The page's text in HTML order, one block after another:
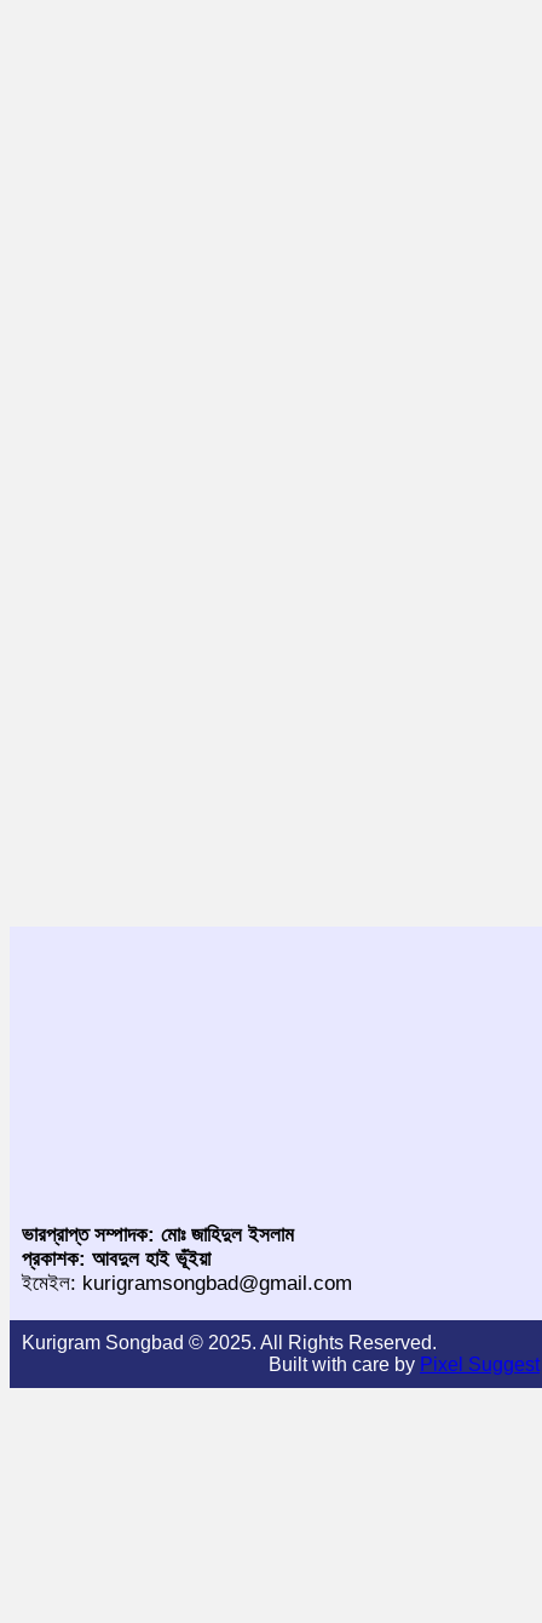
ভারপ্রাপ্ত সম্পাদক: মোঃ জাহিদুল ইসলাম
প্রকাশক: আবদুল হাই ভূঁইয়া
ইমেইল: kurigramsongbad@gmail.com
Kurigram Songbad © 2025. All Rights Reserved.
Built with care by Pixel Suggest